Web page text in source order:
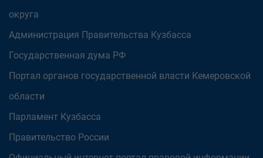
округа
Администрация Правительства Кузбасса
Государственная дума РФ
Портал органов государственной власти Кемеровской
области
Парламент Кузбасса
Правительство России